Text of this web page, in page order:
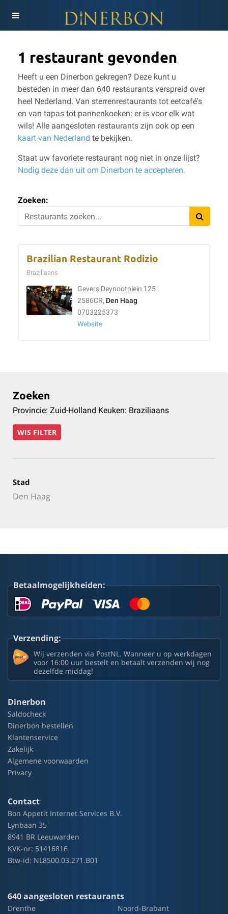
1 restaurant gevonden
Heeft u een Dinerbon gekregen? Deze kunt u
besteden in meer dan 640 restaurants verspreid over
heel Nederland. Van sterrenrestaurants tot eetcafé's
en van tapas tot pannenkoeken: er is voor elk wat
wils! Alle aangesloten restaurants zijn ook op een
kaart van Nederland te bekijken.
Staat uw favoriete restaurant nog niet in onze lijst?
Nodig deze dan uit om Dinerbon te accepteren.
Zoeken:
Brazilian Restaurant Rodizio
Braziliaans
Gevers Deynootplein 125
2586CR, Den Haag
0703225373
Website
Zoeken
Provincie: Zuid-Holland Keuken: Braziliaans
WIS FILTER
Stad
Den Haag
Betaalmogelijkheiden:
Verzending:
Wij verzenden via PostNL. Wanneer u op werkdagen
voor 16:00 uur bestelt en betaalt verzenden wij nog
dezelfde middag!
Dinerbon
Saldocheck
Dinerbon bestellen
Klantenservice
Zakelijk
Algemene voorwaarden
Privacy
Contact
Bon Appetit Internet Services B.V.
Lynbaan 35
8941 BR Leeuwarden
KVK-nr: 51416816
Btw-id: NL8500.03.271.B01
640 aangesloten restaurants
Drenthe Noord-Brabant